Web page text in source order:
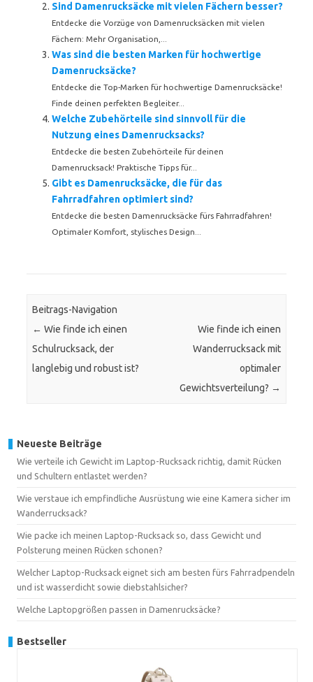
Sind Damenrucksäcke mit vielen Fächern besser?
Entdecke die Vorzüge von Damenrucksäcken mit vielen
Fächern: Mehr Organisation,...
Was sind die besten Marken für hochwertige
Damenrucksäcke?
Entdecke die Top-Marken für hochwertige Damenrucksäcke!
Finde deinen perfekten Begleiter...
Welche Zubehörteile sind sinnvoll für die
Nutzung eines Damenrucksacks?
Entdecke die besten Zubehörteile für deinen
Damenrucksack! Praktische Tipps für...
Gibt es Damenrucksäcke, die für das
Fahrradfahren optimiert sind?
Entdecke die besten Damenrucksäcke fürs Fahrradfahren!
Optimaler Komfort, stylisches Design...
Beitrags-Navigation
← Wie finde ich einen
Schulrucksack, der
langlebig und robust ist?
Wie finde ich einen
Wanderrucksack mit
optimaler
Gewichtsverteilung? →
Neueste Beiträge
Wie verteile ich Gewicht im Laptop-Rucksack richtig, damit Rücken
und Schultern entlastet werden?
Wie verstaue ich empfindliche Ausrüstung wie eine Kamera sicher im
Wanderrucksack?
Wie packe ich meinen Laptop-Rucksack so, dass Gewicht und
Polsterung meinen Rücken schonen?
Welcher Laptop-Rucksack eignet sich am besten fürs Fahrradpendeln
und ist wasserdicht sowie diebstahlsicher?
Welche Laptopgrößen passen in Damenrucksäcke?
Bestseller